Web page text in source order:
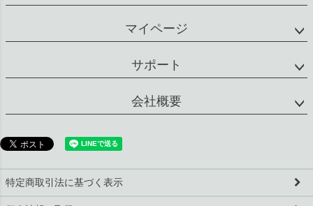
マイページ
サポート
会社概要
特定商取引法に基づく表示